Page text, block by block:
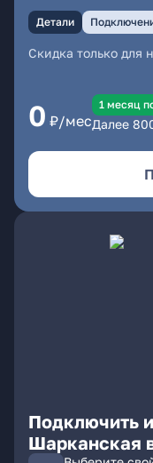
Детали
Скидка только для
0 ₽/мес
1 месяц
Далее
Подключить
Шарканская